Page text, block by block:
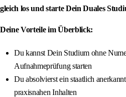
gleich los und starte Dein Duales
Deine Vorteile im Überblick:
Du kannst Dein Studium ohne
Aufnahmeprüfung starten
Du absolvierst ein staatlich
praxisnahen Inhalten